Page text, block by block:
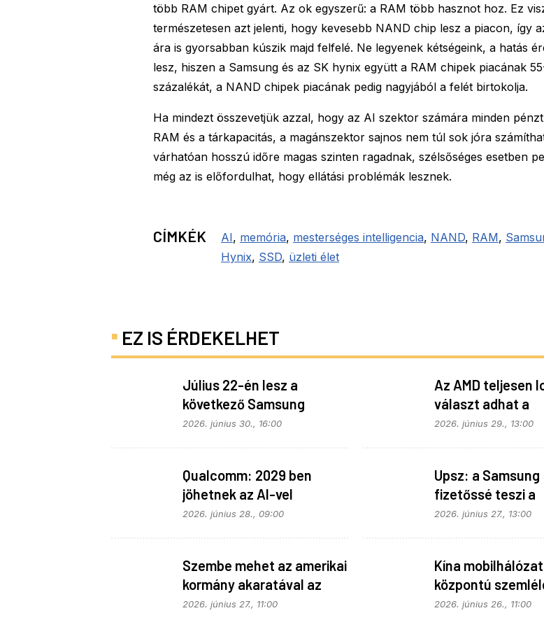
több RAM chipet gyárt. Az ok egyszerű: a RAM több hasznot hoz. Ez
természetesen azt jelenti, hogy kevesebb NAND chip lesz a piacon, így
ára is gyorsabban kúszik majd felfelé. Ne legyenek kétségeink, a hatás
lesz, hiszen a Samsung és az SK hynix együtt a RAM chipek piacának
százalékát, a NAND chipek piacának pedig nagyjából a felét birtokolja.
Ha mindezt összevetjük azzal, hogy az AI szektor számára minden
RAM és a tárkapacitás, a magánszektor sajnos nem túl sok jóra
várhatóan hosszú időre magas szinten ragadnak, szélsőséges esetben
még az is előfordulhat, hogy ellátási problémák lesznek.
CÍMKÉK AI, memória, mesterséges intelligencia, NAND, RAM,
Hynix, SSD, üzleti élet
EZ IS ÉRDEKELHET
Július 22-én lesz a
következő Samsung
Galaxy Unpacked – ez
2026. június 30., 16:00
Az AMD teljesen
választ adhat a
memóriaválságra
2026. június 29., 13:00
Qualcomm: 2029 ben
jöhetnek az AI-vel
telepakolt 6G-s telefonok
2026. június 28., 09:00
Upsz: a Samsung
fizetőssé teszi a
SmartThings API
2026. június 27., 13:00
Szembe mehet az amerikai
kormány akaratával az
Apple
2026. június 27., 11:00
Kína
központú
alapján fejlődik
2026. június 26., 11:00